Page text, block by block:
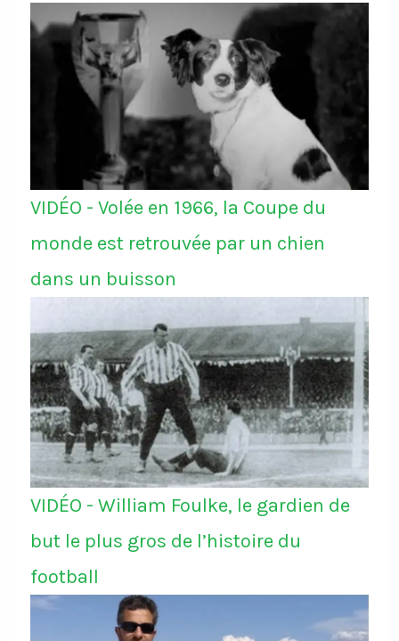
VIDÉO - Volée en 1966, la Coupe du
monde est retrouvée par un chien
dans un buisson
VIDÉO - William Foulke, le gardien de
but le plus gros de l’histoire du
football